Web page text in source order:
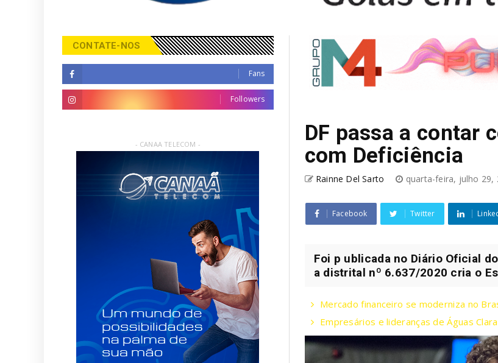
DF passa a contar
com Deficiência
Rainne Del Sarto quarta-feira, julho 29,
Facebook Twitter
Foi p ublicada no Diário Oficial
a distrital nº 6.637/2020 cria o
Mercado financeiro se moderniza no
Empresários e lideranças de Águas
CONTATE-NOS
Fans
Followers
- CANAA TELECOM -